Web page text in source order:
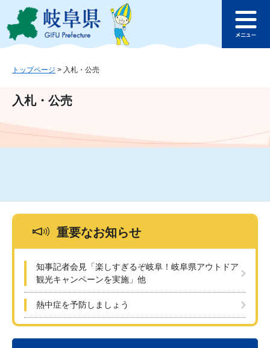
ジ
ュ
文
このページの本文へ
ュ
トップページ > 入札・公売
入札・公売
重要なお知らせ
知事記者会見「楽しすぎるぞ岐阜！岐阜県アウトドア
観光キャンペーンを実施」他
熱中症を予防しましょう